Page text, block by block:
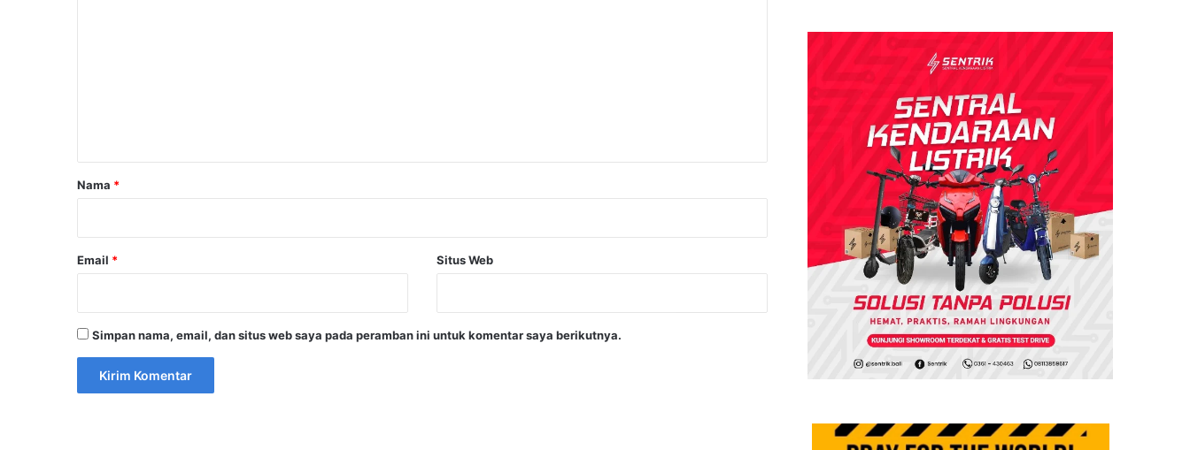
r
Nama *
Email * Situs Web
Simpan nama, email, dan situs web saya pada peramban ini untuk komentar saya berikutnya.